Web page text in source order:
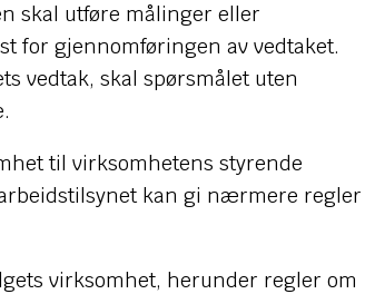
skal utføre målinger eller
for gjennomføringen av vedtaket.
vedtak, skal spørsmålet uten
til virksomhetens styrende
kan gi nærmere regler
virksomhet, herunder regler om